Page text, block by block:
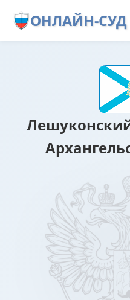
ОНЛАЙН-СУД